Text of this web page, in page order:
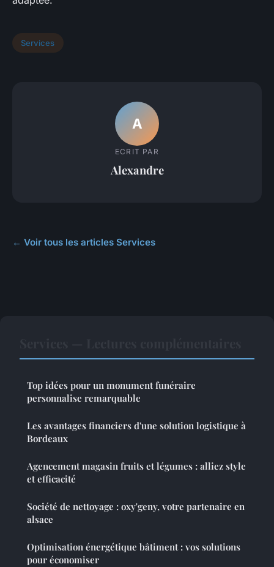
Services
A
ECRIT PAR
Alexandre
← Voir tous les articles Services
Top idées pour un monument funéraire
personnalise remarquable
Les avantages financiers d'une solution logistique à
Bordeaux
Agencement magasin fruits et légumes : alliez style
et efficacité
Société de nettoyage : oxy'geny, votre partenaire en
alsace
Optimisation énergétique bâtiment : vos solutions
pour économiser